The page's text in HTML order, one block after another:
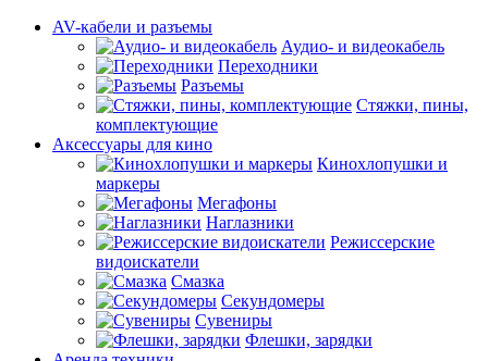
AV-кабели и разъемы
Аудио- и видеокабель
Переходники
Разъемы
Стяжки, пины,
комплектующие
Аксессуары для кино
Кинохлопушки и
маркеры
Мегафоны
Наглазники
Режиссерские
видоискатели
Смазка
Секундомеры
Сувениры
Флешки, зарядки